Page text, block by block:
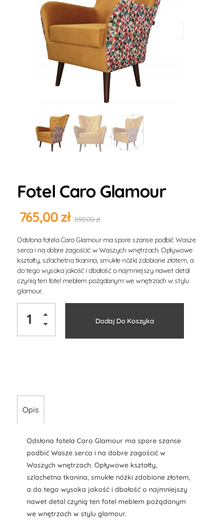
Fotel Caro Glamour
765,00zł 850,00zł
Odsłona fotela Caro Glamour ma spore szanse podbić Wasze
serca i na dobre zagościć w Waszych wnętrzach. Opływowe
kształty, szlachetna tkanina, smukłe nóżki zdobione złotem, a
do tego wysoka jakość i dbałość o najmniejszy nawet detal
czynią ten fotel meblem pożądanym we wnętrzach w stylu
glamour.
Dodaj Do Koszyka
Opis
Odsłona fotela Caro Glamour ma spore szanse
podbić Wasze serca i na dobre zagościć w
Waszych wnętrzach. Opływowe kształty,
szlachetna tkanina, smukłe nóżki zdobione złotem,
a do tego wysoka jakość i dbałość o najmniejszy
nawet detal czynią ten fotel meblem pożądanym
we wnętrzach w stylu glamour.